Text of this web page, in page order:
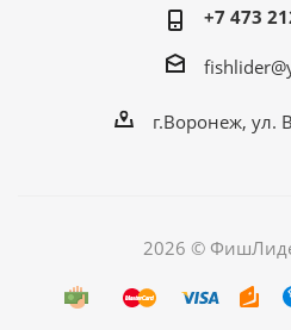
+7 473
г.Воронеж, ул.
2026 ©